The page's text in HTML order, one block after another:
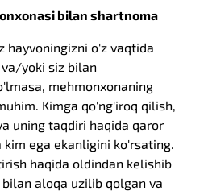
bilan shartnoma
hayvoningizni o'z vaqtida
yoki siz bilan
mehmonxonaning
Kimga qo'ng'iroq qilish,
uning taqdiri haqida qaror
ega ekanligini ko'rsating.
haqida oldindan kelishib
aloqa uzilib qolgan va